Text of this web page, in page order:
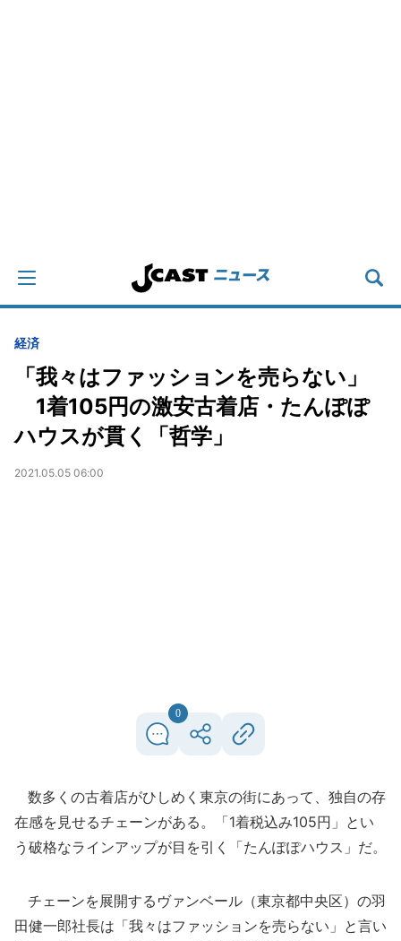
経済
「我々はファッションを売らない」
1着105円の激安古着店・たんぽぽ
ハウスが貫く「哲学」
2021.05.05 06:00
0
数多くの古着店がひしめく東京の街にあって、独自の存
在感を見せるチェーンがある。「1着税込み105円」とい
う破格なラインアップが目を引く「たんぽぽハウス」だ。
チェーンを展開するヴァンベール（東京都中央区）の羽
田健一郎社長は「我々はファッションを売らない」と言い